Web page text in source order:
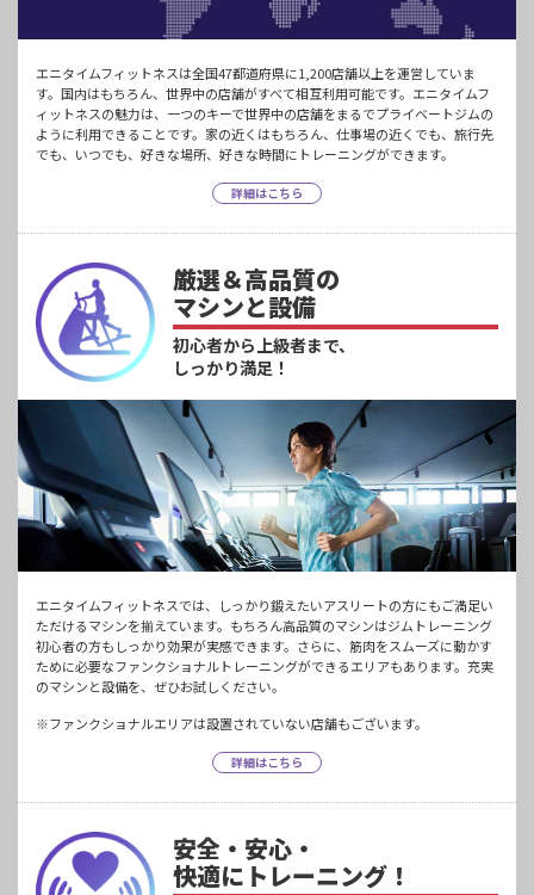
エニタイムフィットネスは全国47都道府県に1,200店舗以上を運営していま
す。国内はもちろん、世界中の店舗がすべて相互利用可能です。エニタイムフ
ィットネスの魅力は、一つのキーで世界中の店舗をまるでプライベートジムの
ように利用できることです。家の近くはもちろん、仕事場の近くでも、旅行先
でも、いつでも、好きな場所、好きな時間にトレーニングができます。
詳細はこちら
厳選＆高品質の
マシンと設備
初心者から上級者まで、
しっかり満足！
エニタイムフィットネスでは、しっかり鍛えたいアスリートの方にもご満足い
ただけるマシンを揃えています。もちろん高品質のマシンはジムトレーニング
初心者の方もしっかり効果が実感できます。さらに、筋肉をスムーズに動かす
ために必要なファンクショナルトレーニングができるエリアもあります。充実
のマシンと設備を、ぜひお試しください。
※ファンクショナルエリアは設置されていない店舗もございます。
詳細はこちら
安全・安心・
快適にトレーニング！